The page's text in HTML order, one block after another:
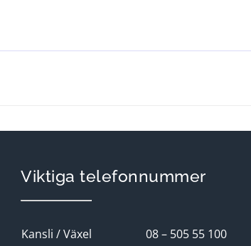
Viktiga telefonnummer
Kansli / Växel 08 – 505 55 100